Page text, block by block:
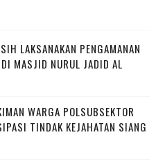
LAKSANAKAN PENGAMANAN
MASJID NURUL JADID AL
WARGA POLSUBSEKTOR
TINDAK KEJAHATAN SIANG